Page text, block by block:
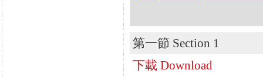
第一節 Section 1
下載 Download